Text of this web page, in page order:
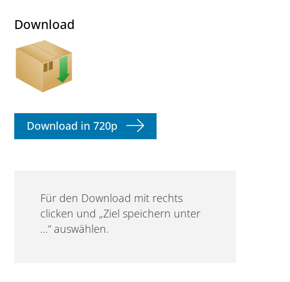
Download
Download in 720p
Für den Download mit rechts
clicken und „Ziel speichern unter
…“ auswählen.